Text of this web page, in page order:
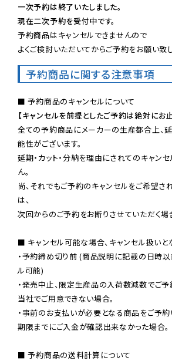
一次予約は終了いたしました。
現在二次予約を受付中です。
予約商品はキャンセルできませんので
よくご検討いただいてからご予約をお願い致し
予約商品に関する注意事項
【キャンセルを前提としたご予約は絶対にお
全ての予約商品にメーカーの生産都合上、延
能性がございます。
延期・カット・分納を理由にされてのキャン
ん。
尚、それでもご予約のキャンセルをご希望さ
は、
次回からのご予約をお断りさせていただく場
■ キャンセル可能な場合、キャンセル扱いと
・予約締め切り前 (商品説明に記載の日時
ル可能)
・発売中止、限定生産品の入荷数減数でご
当社でご用意できない場合。
・事前のお支払いが必要となる商品をご予約
期限までにご入金が確認出来なかった場合。
■ 予約商品の送料計算について